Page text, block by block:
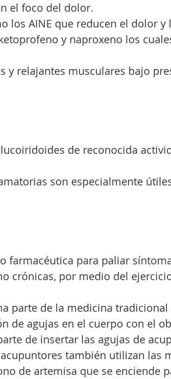
el foco del dolor.
y naproxeno los
farmacéutica para paliar
crónicas, por medio del
parte de la medicina
de agujas en el cuerpo con el
de insertar las agujas de
también utilizan las
de artemisa que se enciende